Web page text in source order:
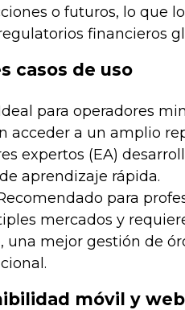
o futuros, lo que
financieros
casos de uso
para operadores
acceder a un amplio
expertos (EA)
aprendizaje rápida.
para
mercados y
una mejor gestión de
móvil y web